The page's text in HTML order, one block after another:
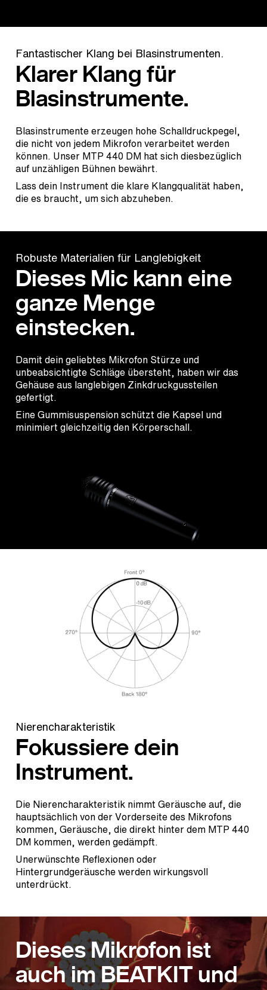
Fantastischer Klang bei Blasinstrumenten.
Klarer Klang für
Blasinstrumente.
Blasinstrumente erzeugen hohe Schalldruckpegel,
die nicht von jedem Mikrofon verarbeitet werden
können. Unser MTP 440 DM hat sich diesbezüglich
auf unzähligen Bühnen bewährt.
Lass dein Instrument die klare Klangqualität haben,
die es braucht, um sich abzuheben.
Robuste Materialien für Langlebigkeit
Dieses Mic kann eine
ganze Menge
einstecken.
Damit dein geliebtes Mikrofon Stürze und
unbeabsichtigte Schläge übersteht, haben wir das
Gehäuse aus langlebigen Zinkdruckgussteilen
gefertigt.
Eine Gummisuspension schützt die Kapsel und
minimiert gleichzeitig den Körperschall.
Nierencharakteristik
Fokussiere dein
Instrument.
Die Nierencharakteristik nimmt Geräusche auf, die
hauptsächlich von der Vorderseite des Mikrofons
kommen, Geräusche, die direkt hinter dem MTP 440
DM kommen, werden gedämpft.
Unerwünschte Reflexionen oder
Hintergrundgeräusche werden wirkungsvoll
unterdrückt.
Dieses Mikrofon ist
auch im BEATKIT und